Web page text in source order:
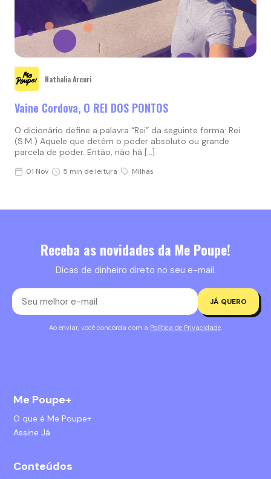
Nathalia Arcuri
Vaine Cordova, O REI DOS PONTOS
O dicionário define a palavra “Rei” da seguinte forma: Rei
(S.M.) Aquele que detém o poder absoluto ou grande
parcela de poder. Então, não há […]
01 Nov 5 min de leitura Milhas
Receba as novidades da Me Poupe!
Dicas de dinheiro direto no seu e-mail.
JÁ QUERO
Ao enviar, você concorda com a Política de Privacidade.
Me Poupe+
O que é Me Poupe+
Assine Já
Conteúdos